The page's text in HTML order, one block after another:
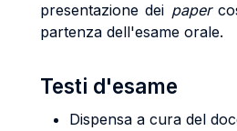
presentazione dei paper
partenza dell'esame orale.
Testi d'esame
Dispensa a cura del